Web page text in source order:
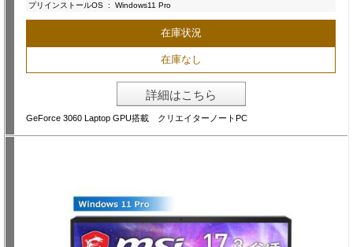
プリインストールOS : Windows11 Pro
在庫状況
在庫なし
詳細はこちら
GeForce 3060 Laptop GPU搭載 クリエイターノートPC